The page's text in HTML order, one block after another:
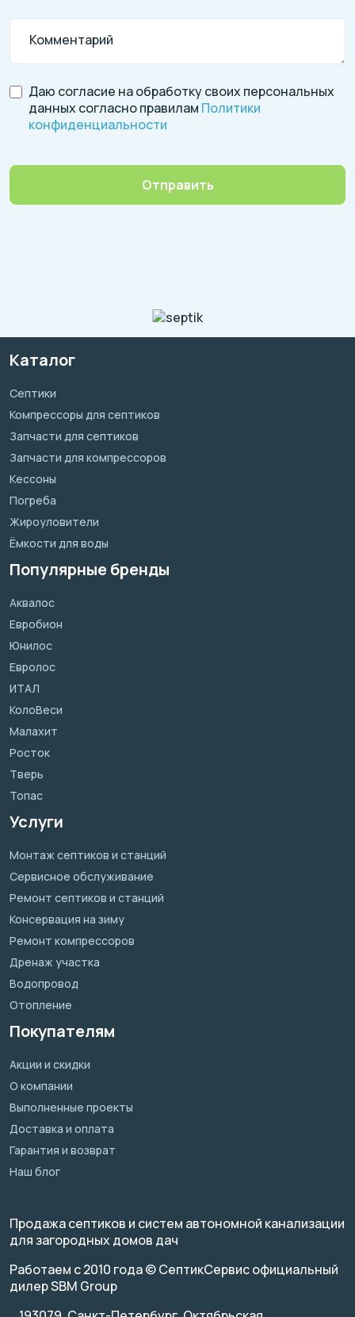
Комментарий
Даю согласие на обработку своих персональных
данных согласно правилам Политики
конфиденциальности
Отправить
Каталог
Септики
Компрессоры для септиков
Запчасти для септиков
Запчасти для компрессоров
Кессоны
Погреба
Жироуловители
Ёмкости для воды
Популярные бренды
Аквалос
Евробион
Юнилос
Евролос
ИТАЛ
КолоВеси
Малахит
Росток
Тверь
Топас
Услуги
Монтаж септиков и станций
Сервисное обслуживание
Ремонт септиков и станций
Консервация на зиму
Ремонт компрессоров
Дренаж участка
Водопровод
Отопление
Покупателям
Акции и скидки
О компании
Выполненные проекты
Доставка и оплата
Гарантия и возврат
Наш блог
Продажа септиков и систем автономной канализации
для загородных домов дач
Работаем с 2010 года © СептикСервис официальный
дилер SBM Group